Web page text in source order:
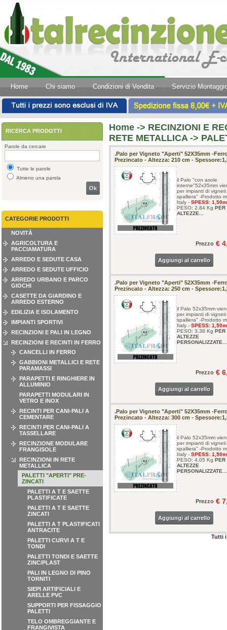
Home Chi siamo Condizioni di Vendita Servizio
RICERCA PRODOTTI
Parole da cercare
Tutte le parole
Almeno una parola
Ok
CATEGORIE PRODOTTI
NOVITÀ
AGRICOLTURA E
PACCIAMATURA
ARREDO E SEDUTE CASA
ARREDO E SEDUTE UFFICIO
ARREDO URBANO E PARCO
GIOCHI
CASETTE DA GIARDINO E
ARREDO ESTERNO
EDILIZIA E ISOLAMENTO
IMPIANTI SPORTIVI
RECINZIONI E PALI IN LEGNO
RECINZIONI E RECINTI IN FERRO
CANCELLI IN FERRO
GABBIONI METALLICI E RETE
PARAMASSI
PARAPETTI E RINGHIERE IN
ALLUMINIO
PARAPETTI MODULARI IN
VETRO E INOX
RECINTI PER CANI-PALI A
CEMENTARE
RECINTI PER CANI-PALI A
TASSELLARE
RECINZIONE MODULARE
FRANGISOLE
RECINZIONI IN RETE
METALLICA
PALETTI "APERTI" PRE-
ZINCATI
PALETTI A T E SAETTE
PLASTIFICATE
PALETTI A T E SAETTE
ZINCATI
PALETTI A T PLASTIFICATI
ANTRACITE
PALETTI CURVI A T E
TONDI
PALETTI TONDI E SAETTE
ZINC/PLAST
PALI IN LEGNO DI PINO
TORNITI
SIEPI ARTIFICIALI E
ARELLE PVC
SUPPORTI PER FISSAGGIO
PALETTI
TELO OMBREGGIANTE E
FRANGIVISTA
Home -> RECINZIONI E
RETE METALLICA ->
.Palo per Vigneto "Aperti" 52X35mm -
Prezincato - Altezza: 210 cm -
il Palo "con asole
interne"52x35mm
per impianti di
spalliera" -Prodotto
Italy - SPESS: 1,50
PESO: 2,84 Kg PER
ALTEZZE...
Prezzo €
Aggiungi al carrello
.Palo per Vigneto "Aperti" 52X35mm -
Prezincato - Altezza: 250 cm -
il Palo 52x35mm
per impianti di
spalliera" -Prodotto
Italy - SPESS: 1,50
PESO: 3,38 Kg PER
ALTEZZE
PERSONALIZZATE...
Prezzo €
Aggiungi al carrello
.Palo per Vigneto "Aperti" 52X35mm -
Prezincato - Altezza: 300 cm -
il Palo 52x35mm
per impianti di
spalliera" -Prodotto
Italy - SPESS: 1,50
PESO: 4,05 Kg PER
ALTEZZE
PERSONALIZZATE...
Prezzo €
Aggiungi al carrello
Tutti